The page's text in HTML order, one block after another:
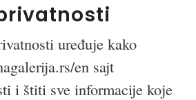
uređuje kako
en sajt
i štiti sve informacije koje